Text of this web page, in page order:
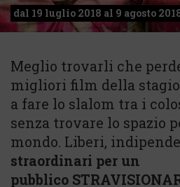
dal 19 luglio 2018 al 9 agosto
Meglio trovarli che
migliori film della
a fare lo slalom tra i
senza trovare lo spazio
mondo. Liberi,
straordinari per un
pubblico